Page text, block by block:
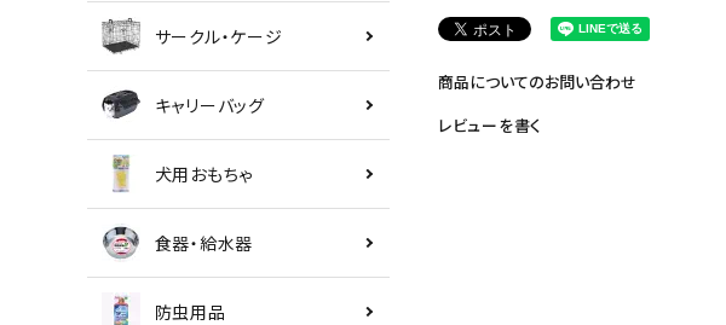
サークル・ケージ
キャリーバッグ
犬用おもちゃ
食器・給水器
防虫用品
商品についてのお問い合わせ
レビューを書く